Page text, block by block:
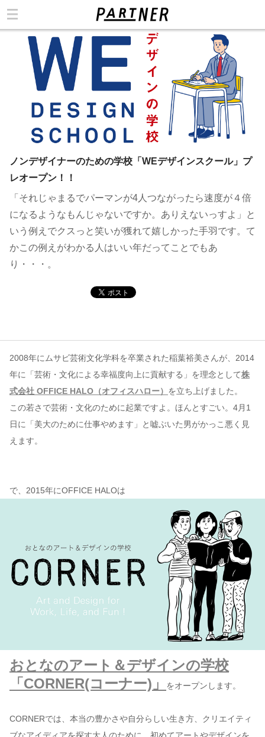
ノンデザイナーのための学校「WEデザインスクール」プ
レオープン！！
「それじゃまるでパーマンが4人つながったら速度が４倍
になるようなもんじゃないですか。ありえないっすよ」と
いう例えでクスっと笑いが獲れて嬉しかった手羽です。て
かこの例えがわかる人はいい年だってことでもあ
り・・・。
2008年にムサビ芸術文化学科を卒業された稲葉裕美さんが、2014
年に「芸術・文化による幸福度向上に貢献する」を理念として株
式会社 OFFICE HALO（オフィスハロー） を立ち上げました。
この若さで芸術・文化のために起業ですよ。ほんとすごい。4月1
日に「美大のために仕事やめます」と嘘ぶいた男がかっこ悪く見
えます。
で、2015年にOFFICE HALOは
おとなのアート＆デザインの学校
「CORNER(コーナー)」
をオープンします。
CORNERでは、本当の豊かさや自分らしい生き方、クリエイティ
カテゴリ